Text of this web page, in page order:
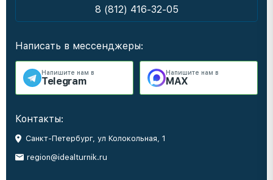
8 (812) 416-32-05
Написать в мессенджеры:
Напишите нам в
Telegram
Напишите нам в
MAX
Контакты:
Санкт-Петербург, ул Колокольная, 1
region@idealturnik.ru